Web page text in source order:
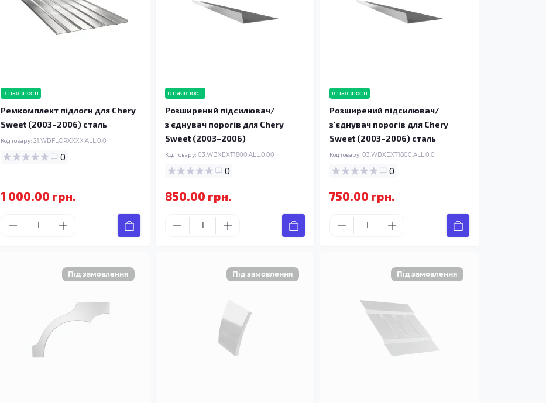
в наявності
Ремкомплект підлоги для Chery
Sweet (2003–2006) сталь
Код товару: 21.WBFLORXXXX.ALL.0.0
0
1 000.00 грн.
в наявності
Розширений підсилювач/
з'єднувач порогів для Chery
Sweet (2003–2006)
Код товару: 03.WBXEXT1800.ALL.0.00
0
850.00 грн.
в наявності
Розширений підсилювач/
з'єднувач порогів для Chery
Sweet (2003–2006) сталь
Код товару: 03.WBXEXT1800.ALL.0.0
0
750.00 грн.